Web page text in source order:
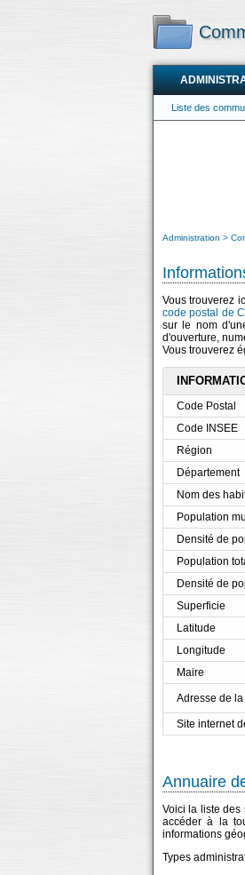
Liste des
Administration
Vous trouverez
code postal de
sur le nom
d'ouverture,
Vous trouverez
Code Postal
Code INSEE
Région
Département
Nom des
Population
Densité de
Population
Densité de
Superficie
Latitude
Longitude
Maire
Adresse de
Site internet
Annuaire
Voici la liste des
accéder à la
informations
Types